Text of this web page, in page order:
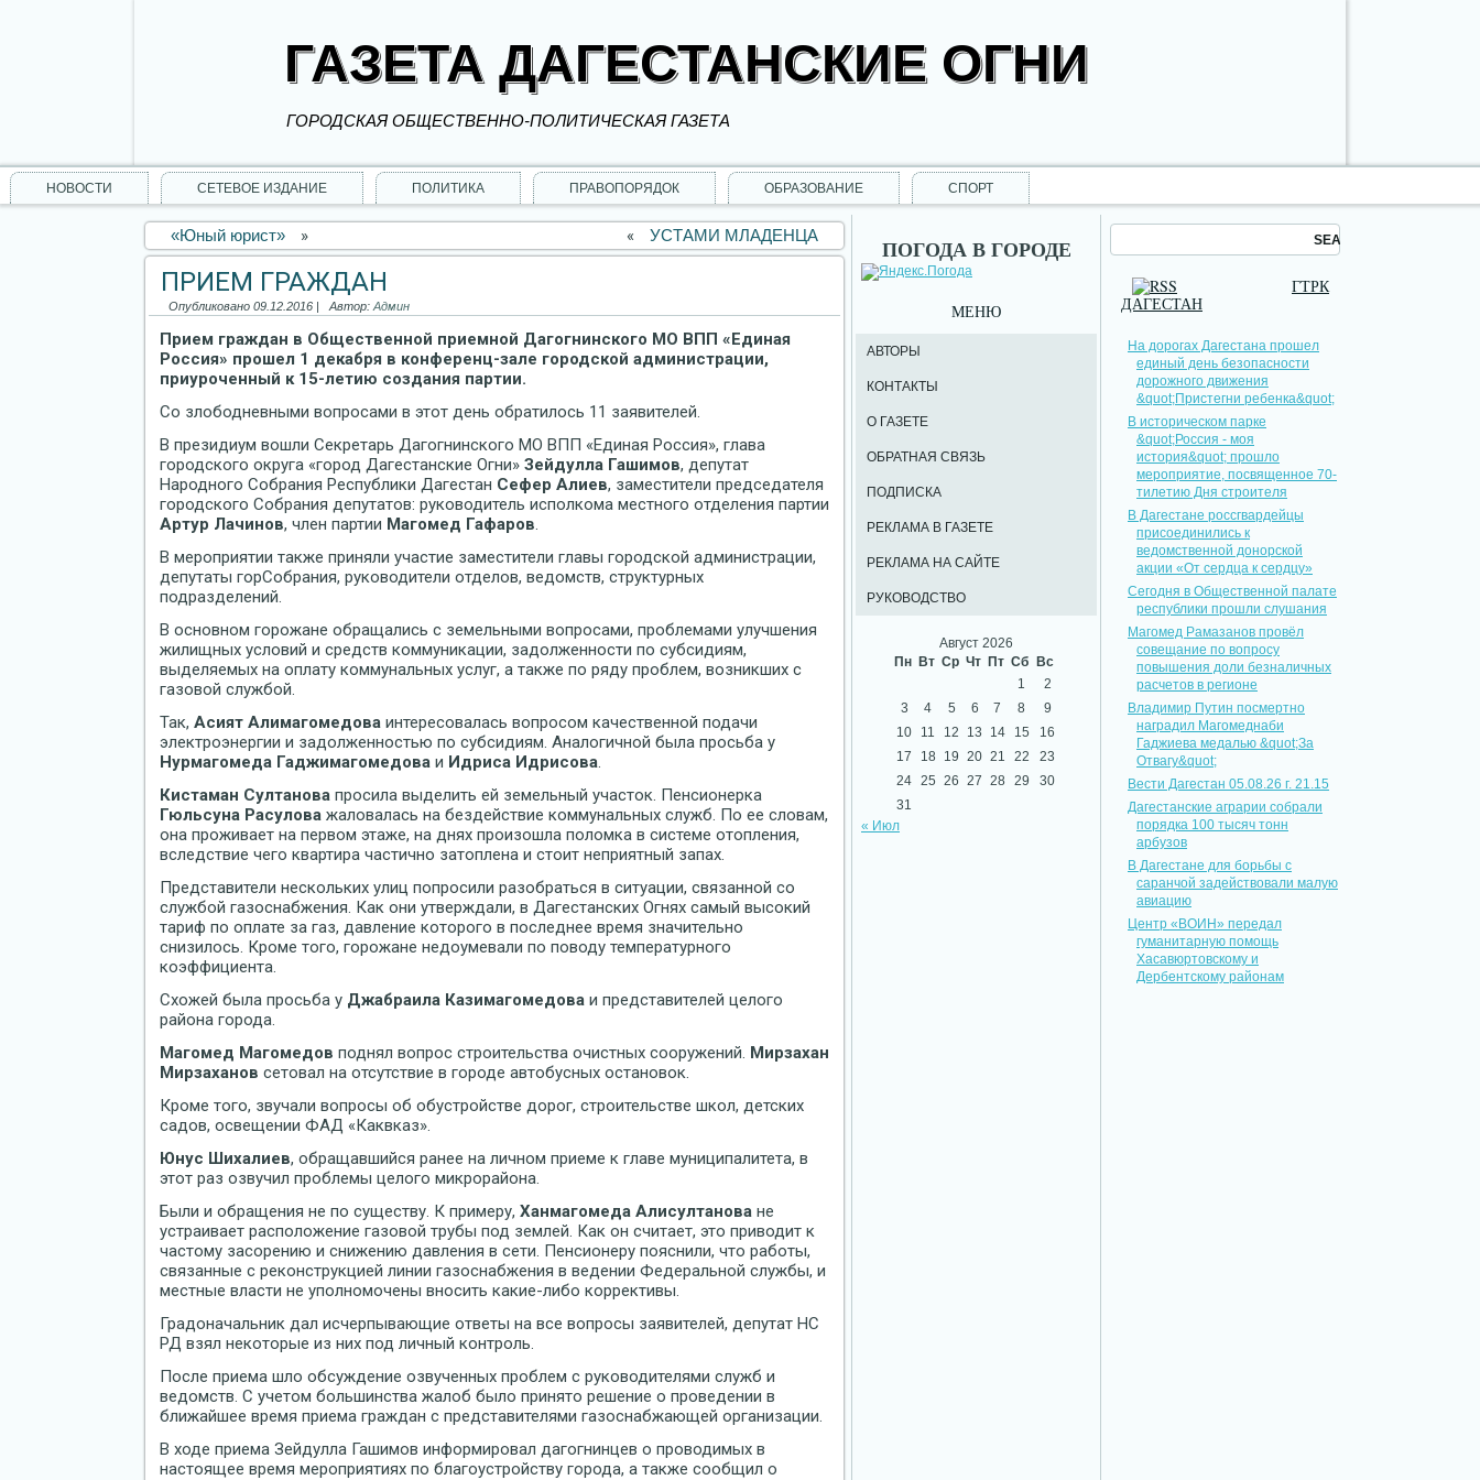
ГАЗЕТА ДАГЕСТАНСКИЕ ОГНИ
ГОРОДСКАЯ ОБЩЕСТВЕННО-ПОЛИТИЧЕСКАЯ ГАЗЕТА
НОВОСТИ СЕТЕВОЕ ИЗДАНИЕ ПОЛИТИКА ПРАВОПОРЯДОК ОБРАЗОВАНИЕ СПОРТ
«Юный юрист» » « УСТАМИ МЛАДЕНЦА
ПРИЕМ ГРАЖДАН
Опубликовано 09.12.2016 | Автор: Админ
Прием граждан в Общественной приемной Дагогнинского МО ВПП «Единая
Россия» прошел 1 декабря в конференц-зале городской администрации,
приуроченный к 15-летию создания партии.
Со злободневными вопросами в этот день обратилось 11 заявителей.
В президиум вошли Секретарь Дагогнинского МО ВПП «Единая Россия», глава
городского округа «город Дагестанские Огни» Зейдулла Гашимов, депутат
Народного Собрания Республики Дагестан Сефер Алиев, заместители председателя
городского Собрания депутатов: руководитель исполкома местного отделения партии
Артур Лачинов, член партии Магомед Гафаров.
В мероприятии также приняли участие заместители главы городской администрации,
депутаты горСобрания, руководители отделов, ведомств, структурных
подразделений.
В основном горожане обращались с земельными вопросами, проблемами улучшения
жилищных условий и средств коммуникации, задолженности по субсидиям,
выделяемых на оплату коммунальных услуг, а также по ряду проблем, возникших с
газовой службой.
Так, Асият Алимагомедова интересовалась вопросом качественной подачи
электроэнергии и задолженностью по субсидиям. Аналогичной была просьба у
Нурмагомеда Гаджимагомедова и Идриса Идрисова.
Кистаман Султанова просила выделить ей земельный участок. Пенсионерка
Гюльсуна Расулова жаловалась на бездействие коммунальных служб. По ее словам,
она проживает на первом этаже, на днях произошла поломка в системе отопления,
вследствие чего квартира частично затоплена и стоит неприятный запах.
Представители нескольких улиц попросили разобраться в ситуации, связанной со
службой газоснабжения. Как они утверждали, в Дагестанских Огнях самый высокий
тариф по оплате за газ, давление которого в последнее время значительно
снизилось. Кроме того, горожане недоумевали по поводу температурного
коэффициента.
Схожей была просьба у Джабраила Казимагомедова и представителей целого
района города.
Магомед Магомедов поднял вопрос строительства очистных сооружений. Мирзахан
Мирзаханов сетовал на отсутствие в городе автобусных остановок.
Кроме того, звучали вопросы об обустройстве дорог, строительстве школ, детских
садов, освещении ФАД «Каквказ».
Юнус Шихалиев, обращавшийся ранее на личном приеме к главе муниципалитета, в
этот раз озвучил проблемы целого микрорайона.
Были и обращения не по существу. К примеру, Ханмагомеда Алисултанова не
устраивает расположение газовой трубы под землей. Как он считает, это приводит к
частому засорению и снижению давления в сети. Пенсионеру пояснили, что работы,
связанные с реконструкцией линии газоснабжения в ведении Федеральной службы, и
местные власти не уполномочены вносить какие-либо коррективы.
Градоначальник дал исчерпывающие ответы на все вопросы заявителей, депутат НС
РД взял некоторые из них под личный контроль.
После приема шло обсуждение озвученных проблем с руководителями служб и
ведомств. С учетом большинства жалоб было принято решение о проведении в
ближайшее время приема граждан с представителями газоснабжающей организации.
В ходе приема Зейдулла Гашимов информировал дагогнинцев о проводимых в
настоящее время мероприятиях по благоустройству города, а также сообщил о
ПОГОДА В ГОРОДЕ
МЕНЮ
АВТОРЫ
КОНТАКТЫ
О ГАЗЕТЕ
ОБРАТНАЯ СВЯЗЬ
ПОДПИСКА
РЕКЛАМА В ГАЗЕТЕ
РЕКЛАМА НА САЙТЕ
РУКОВОДСТВО
Август 2026
Пн Вт Ср Чт Пт Сб
Вс
1
2
3
4 5 6 7 8
9
10
11 12 13 14 15
16
17
18 19 20 21 22
23
24 25 26 27 28 29
30
31
« Июл
ГТРК
ДАГЕСТАН
На дорогах Дагестана прошел
единый день безопасности
дорожного движения
&quot;Пристегни ребенка&quot;
В историческом парке
&quot;Россия - моя
история&quot; прошло
мероприятие, посвященное 70-
тилетию Дня строителя
В Дагестане россгвардейцы
присоединились к
ведомственной донорской
акции «От сердца к сердцу»
Сегодня в Общественной палате
республики прошли слушания
Магомед Рамазанов провёл
совещание по вопросу
повышения доли безналичных
расчетов в регионе
Владимир Путин посмертно
наградил Магомеднаби
Гаджиева медалью &quot;За
Отвагу&quot;
Вести Дагестан 05.08.26 г. 21.15
Дагестанские аграрии собрали
порядка 100 тысяч тонн
арбузов
В Дагестане для борьбы с
саранчой задействовали малую
авиацию
Центр «ВОИН» передал
гуманитарную помощь
Хасавюртовскому и
Дербентскому районам